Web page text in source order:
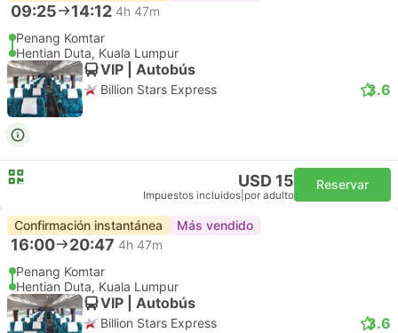
09:25 14:12 4h 47m
Penang Komtar
Hentian Duta, Kuala Lumpur
VIP | Autobús
Billion Stars Express 3.6
USD 15
Impuestos incluidos por adulto
Reservar
Confirmación instantánea Más vendido
16:00 20:47 4h 47m
Penang Komtar
Hentian Duta, Kuala Lumpur
VIP | Autobús
Billion Stars Express 3.6